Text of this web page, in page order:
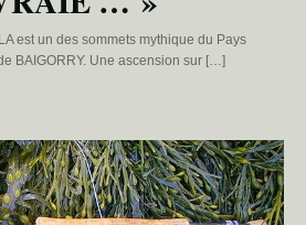
est un des sommets mythique du Pays
BAIGORRY. Une ascension sur […]